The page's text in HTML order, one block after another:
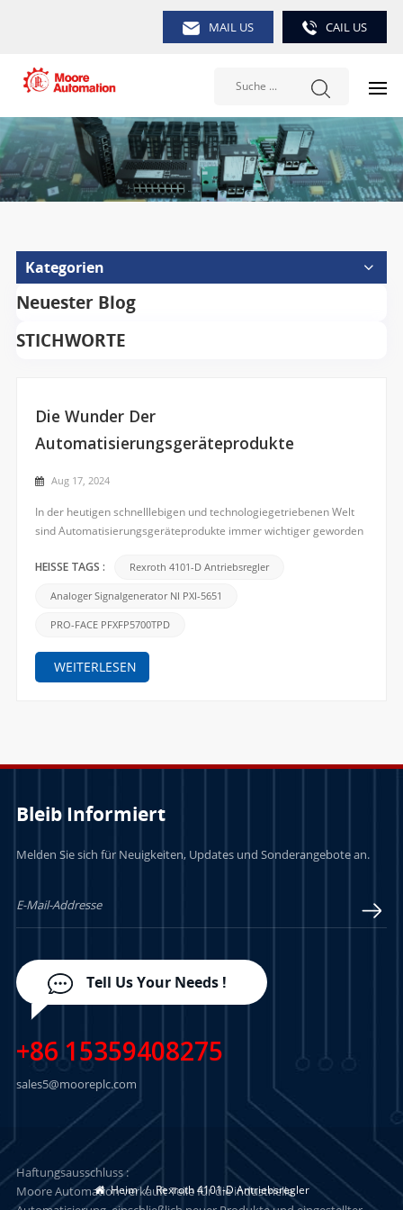
MAIL US CAIL US
Heim / Rexroth 4101-D Antriebsregler
Kategorien
Neuester Blog
STICHWORTE
Die Wunder Der
Automatisierungsgeräteprodukte
Aug 17, 2024
In der heutigen schnelllebigen und technologiegetriebenen Welt
sind Automatisierungsgeräteprodukte immer wichtiger geworden
Diese bemerkenswerten Kreationen sind nicht gerecht
HEISSE TAGS : Rexroth 4101-D Antriebsregler
Analoger Signalgenerator NI PXI-5651
PRO-FACE PFXFP5700TPD
WEITERLESEN
Bleib Informiert
Melden Sie sich für Neuigkeiten, Updates und Sonderangebote an.
Tell Us Your Needs !
+86 15359408275
sales5@mooreplc.com
Haftungsausschluss :
Moore Automation verkauft Teile für die industrielle